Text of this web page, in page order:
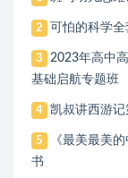
2 可怕的科学
3
2023年高中
基础启航专题班
4 凯叔讲西游记
5
《最美最美
书